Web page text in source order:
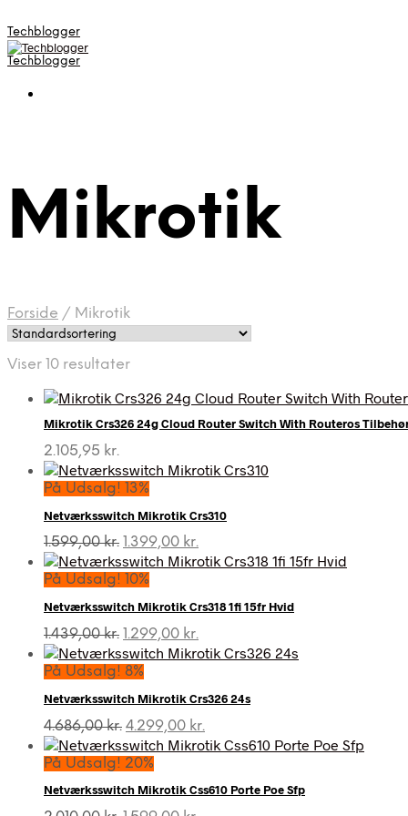
Techblogger
Techblogger
Mikrotik
Forside / Mikrotik
Viser 10 resultater
Mikrotik Crs326 24g Cloud Router Switch With Routeros
2.105,95 kr.
På Udsalg! 13%
Netværksswitch Mikrotik Crs310
1.599,00kr. Den
oprindelige
pris
1.599,00 kr..
1.399,00 kr.
aktuelle
1.399,00 kr..
På Udsalg! 10%
Netværksswitch Mikrotik Crs318 1fi 15fr Hvid
1.439,00kr. Den
oprindelige
pris
1.439,00 kr..
1.299,00 kr.
aktuelle
1.299,00 kr..
På Udsalg! 8%
Netværksswitch Mikrotik Crs326 24s
4.686,00kr. Den
oprindelige
pris
4.686,00 kr..
4.299,00 kr.
aktuelle
4.299,00 kr..
På Udsalg! 20%
Netværksswitch Mikrotik Css610 Porte Poe Sfp